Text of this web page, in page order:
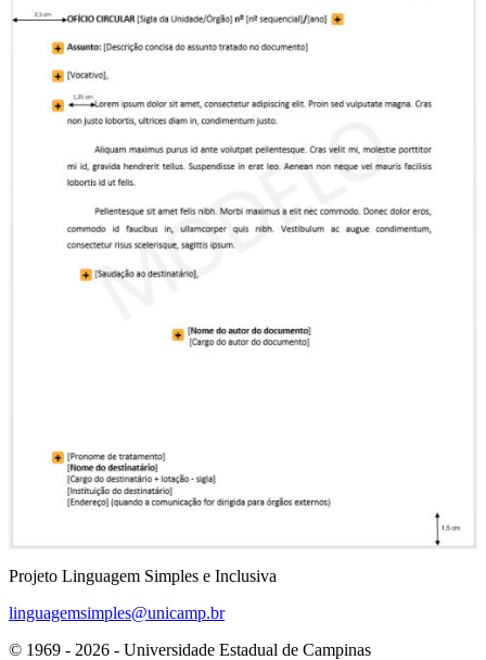
Projeto Linguagem Simples e Inclusiva
linguagemsimples@unicamp.br
© 1969 - 2026 - Universidade Estadual de Campinas